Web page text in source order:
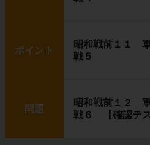
ポイント
昭和戦前１１
戦５
問題
昭和戦前１２
戦６ 【確認テス